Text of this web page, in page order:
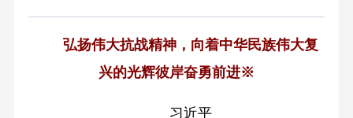
弘扬伟大抗战精神，向着中华民族伟大复
兴的光辉彼岸奋勇前进※
习近平